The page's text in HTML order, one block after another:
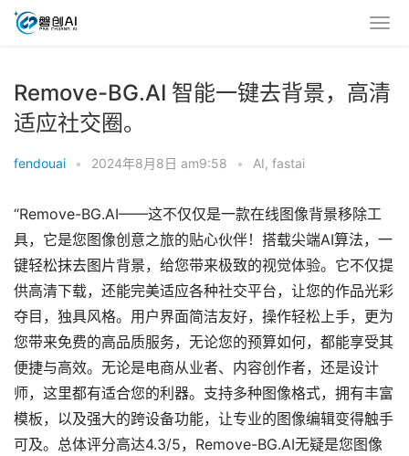
Remove-BG.AI 智能一键去背景，高清
适应社交圈。
fendouai • 2024年8月8日 am9:58 • AI, fastai
“Remove-BG.AI——这不仅仅是一款在线图像背景移除工
具，它是您图像创意之旅的贴心伙伴！搭载尖端AI算法，一
键轻松抹去图片背景，给您带来极致的视觉体验。它不仅提
供高清下载，还能完美适应各种社交平台，让您的作品光彩
夺目，独具风格。用户界面简洁友好，操作轻松上手，更为
您带来免费的高品质服务，无论您的预算如何，都能享受其
便捷与高效。无论是电商从业者、内容创作者，还是设计
师，这里都有适合您的利器。支持多种图像格式，拥有丰富
模板，以及强大的跨设备功能，让专业的图像编辑变得触手
可及。总体评分高达4.3/5，Remove-BG.AI无疑是您图像